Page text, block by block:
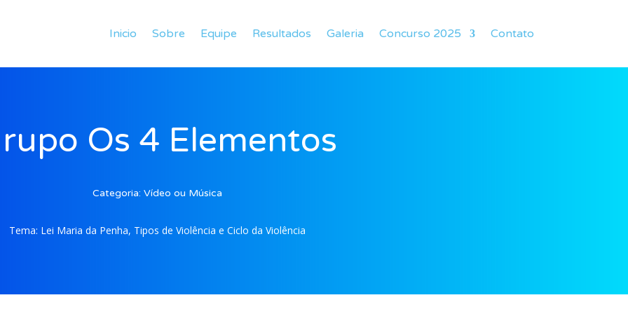
Inicio Sobre Equipe Resultados Galeria Concurso 2025 Contato
Os 4 Elementos
Categoria: Vídeo ou Música
Tema: Lei Maria da Penha, Tipos de Violência e Ciclo da Violência